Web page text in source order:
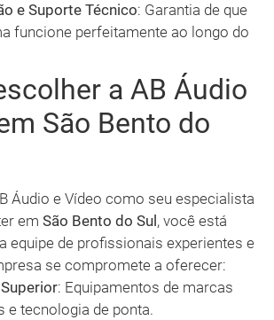
e Suporte Técnico: Garantia de que
funcione perfeitamente ao longo do
a AB Áudio
São Bento do
Áudio e Vídeo como seu especialista
em São Bento do Sul , você está
equipe de profissionais experientes e
se compromete a oferecer:
: Equipamentos de marcas
e tecnologia de ponta.